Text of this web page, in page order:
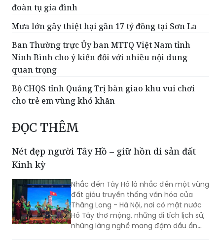
đoàn tụ gia đình
Mưa lớn gây thiệt hại gần 17 tỷ đồng tại Sơn La
Ban Thường trực Ủy ban MTTQ Việt Nam tỉnh
Ninh Bình cho ý kiến đối với nhiều nội dung
quan trọng
Bộ CHQS tỉnh Quảng Trị bàn giao khu vui chơi
cho trẻ em vùng khó khăn
ĐỌC THÊM
Nét đẹp người Tây Hồ – giữ hồn di sản đất
Kinh kỳ
Nhắc đến Tây Hồ là nhắc đến một vùng
đất giàu truyền thống văn hóa của
Thăng Long - Hà Nội, nơi có mặt nước
Hồ Tây thơ mộng, những di tích lịch sử,
những làng nghề mang đậm dấu ấn